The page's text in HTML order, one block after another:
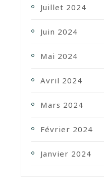
Juillet 2024
Juin 2024
Mai 2024
Avril 2024
Mars 2024
Février 2024
Janvier 2024